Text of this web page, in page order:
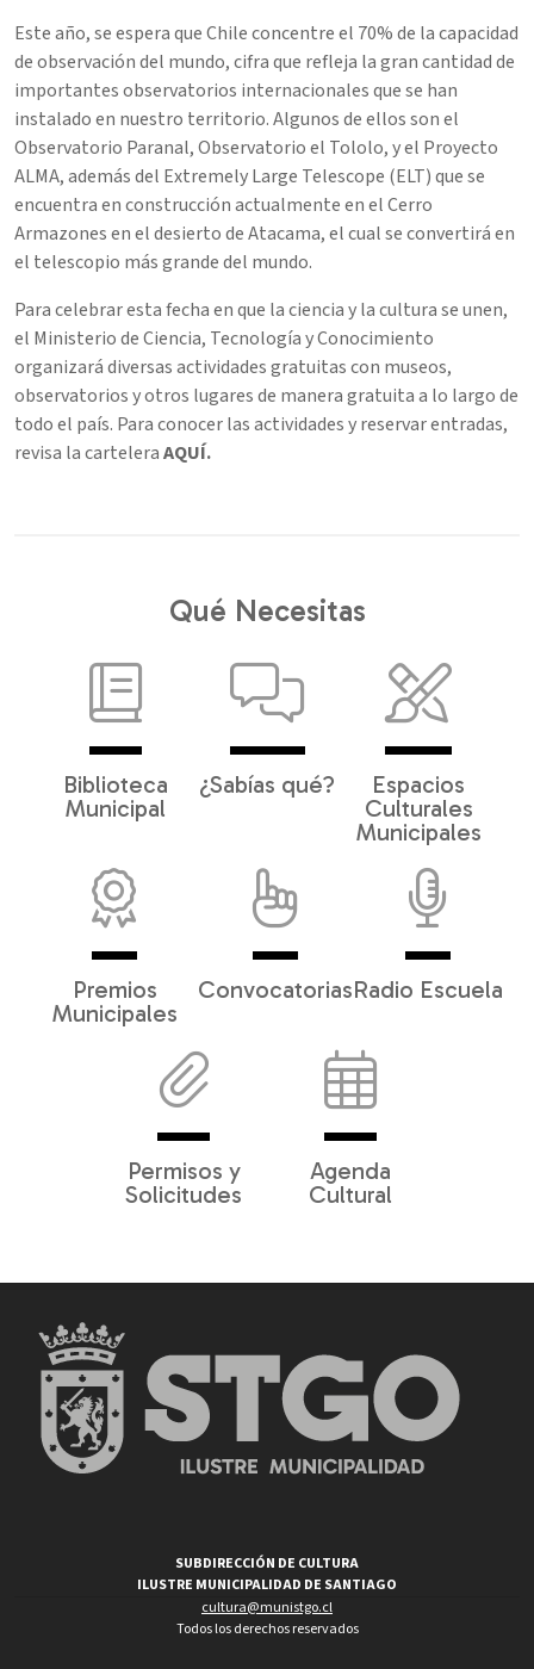
Este año, se espera que Chile concentre el 70% de la capacidad
de observación del mundo, cifra que refleja la gran cantidad de
importantes observatorios internacionales que se han
instalado en nuestro territorio. Algunos de ellos son el
Observatorio Paranal, Observatorio el Tololo, y el Proyecto
ALMA, además del Extremely Large Telescope (ELT) que se
encuentra en construcción actualmente en el Cerro
Armazones en el desierto de Atacama, el cual se convertirá en
el telescopio más grande del mundo.
Para celebrar esta fecha en que la ciencia y la cultura se unen,
el Ministerio de Ciencia, Tecnología y Conocimiento
organizará diversas actividades gratuitas con museos,
observatorios y otros lugares de manera gratuita a lo largo de
todo el país. Para conocer las actividades y reservar entradas,
revisa la carteleraAQUÍ.
Qué Necesitas
Biblioteca
Municipal
¿Sabías qué?
Espacios
Culturales
Municipales
Premios
Municipales
ConvocatoriasRadio Escuela
Permisos y
Solicitudes
Agenda
Cultural
SUBDIRECCIÓN DE CULTURA
ILUSTRE MUNICIPALIDAD DE SANTIAGO
cultura@munistgo.cl
Todos los derechos reservados